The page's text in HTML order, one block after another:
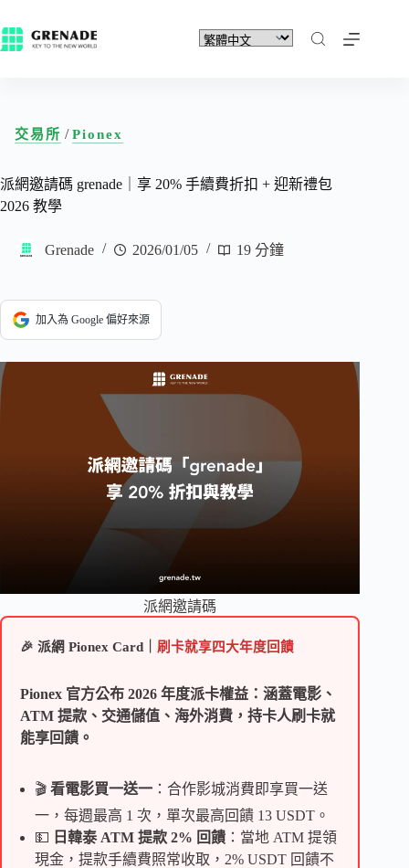
交易所 /Pionex
派網邀請碼 grenade｜享 20% 手續費折扣 + 迎新禮包
2026 教學
Grenade 2026/01/05 19 分鐘
加入為 Google 偏好來源
派網邀請碼
🎉 派網 Pionex Card｜ 刷卡就享四大年度回饋
Pionex 官方公布 2026 年度派卡權益：涵蓋電影、
ATM 提款、交通儲值、海外消費，持卡人刷卡就
能享回饋。
🎬 看電影買一送一 ：合作影城消費即享買一送
一，每週最高 1 次，單次最高回饋 13 USDT。
💵 日韓泰 ATM 提款 2% 回饋 ：當地 ATM 提領
現金，提款手續費照常收取，2% USDT 回饋不